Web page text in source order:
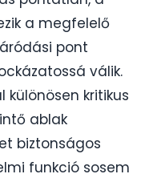
a megfelelő
pont
válik.
kritikus
ablak
biztonságos
funkció sosem